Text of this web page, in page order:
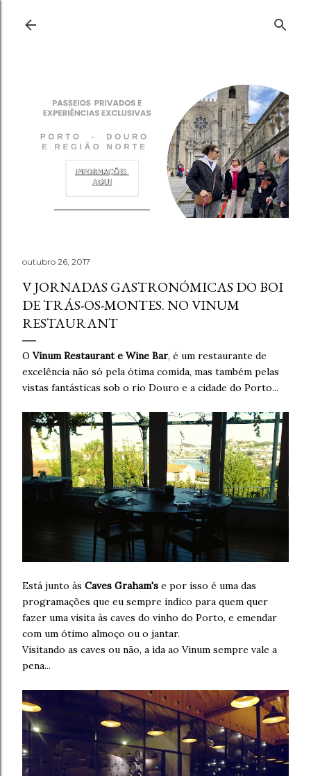
outubro 26, 2017
V JORNADAS GASTRONÓMICAS DO BOI
DE TRÁS-OS-MONTES. NO VINUM
RESTAURANT
O Vinum Restaurant e Wine Bar, é um restaurante de
excelência não só pela ótima comida, mas também pelas
vistas fantásticas sob o rio Douro e a cidade do Porto...
Está junto às Caves Graham's e por isso é uma das
programações que eu sempre indico para quem quer
fazer uma visita às caves do vinho do Porto, e emendar
com um ótimo almoço ou o jantar.
Visitando as caves ou não, a ida ao Vinum sempre vale a
pena...